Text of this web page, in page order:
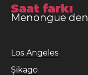
Saat farkı
Menongue den
Los Angeles
Şikago